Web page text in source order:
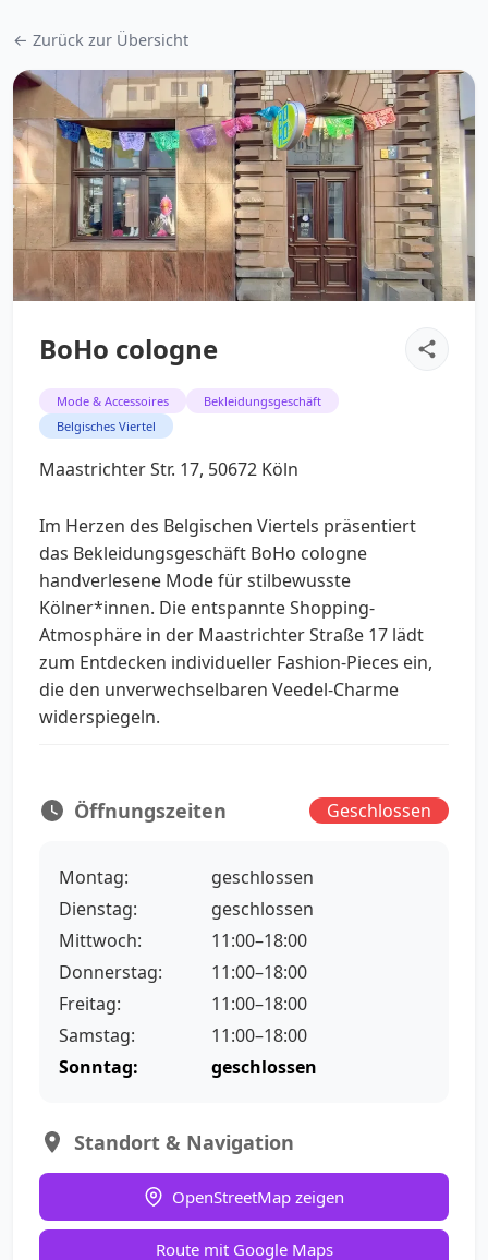
← Zurück zur Übersicht
BoHo cologne
Mode & Accessoires
Bekleidungsgeschäft
Belgisches Viertel
Maastrichter Str. 17, 50672 Köln
Im Herzen des Belgischen Viertels präsentiert
das Bekleidungsgeschäft BoHo cologne
handverlesene Mode für stilbewusste
Kölner*innen. Die entspannte Shopping-
Atmosphäre in der Maastrichter Straße 17 lädt
zum Entdecken individueller Fashion-Pieces ein,
die den unverwechselbaren Veedel-Charme
widerspiegeln.
Öffnungszeiten Geschlossen
Montag:
geschlossen
Dienstag:
geschlossen
Mittwoch:
11:00–18:00
Donnerstag:
11:00–18:00
Freitag:
11:00–18:00
Samstag:
11:00–18:00
Sonntag:
geschlossen
Standort & Navigation
OpenStreetMap zeigen
Route mit Google Maps